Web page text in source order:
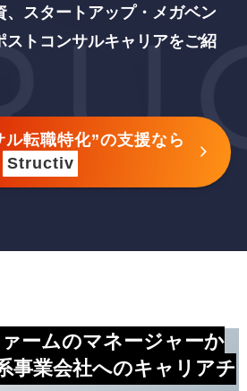
、スタートアップ・メガベン
ストコンサルキャリアをご紹
ル転職特化”の支援なら
Structiv
ームのマネージャーか
事業会社へのキャリアチ